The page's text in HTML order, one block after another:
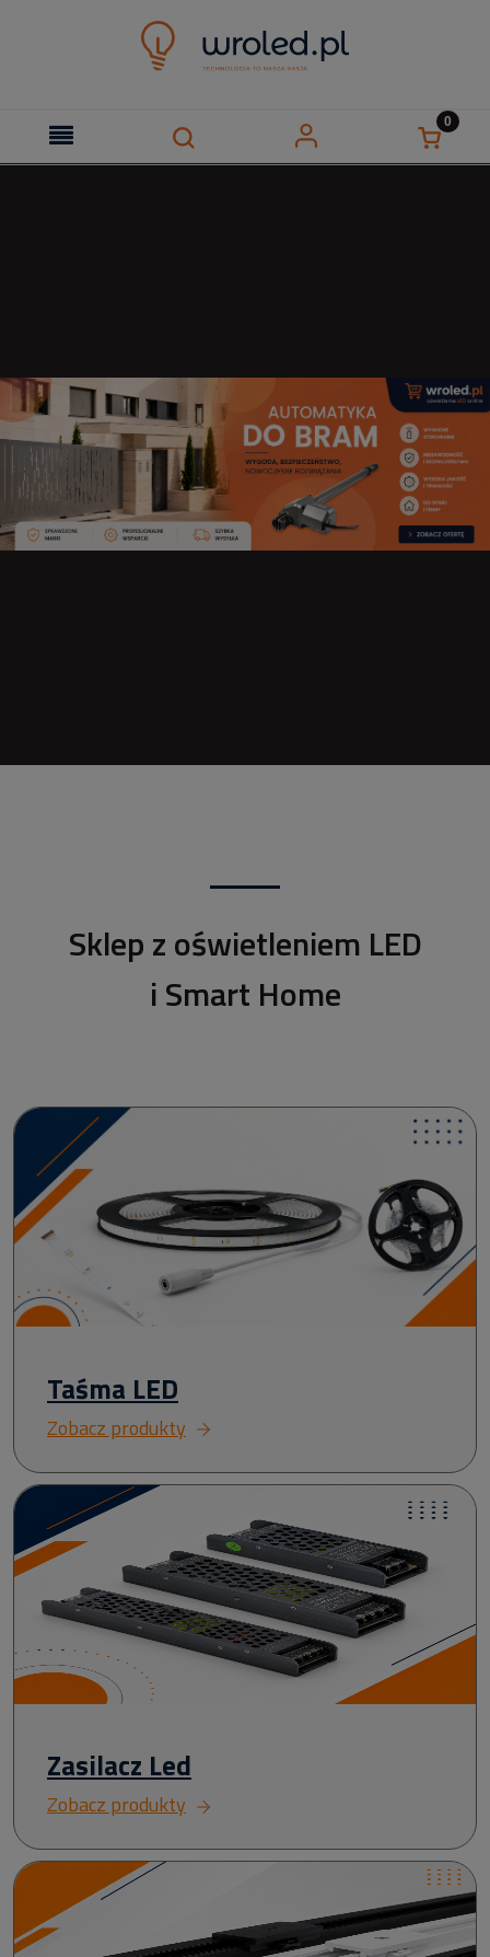
Sklep z oświetleniem LED
i Smart Home
Taśma LED
Zobacz produkty
Zasilacz Led
Zobacz produkty